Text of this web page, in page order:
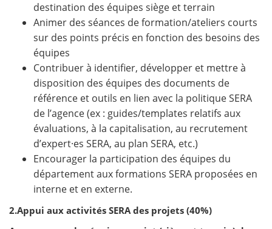
destination des équipes siège et terrain
Animer des séances de formation/ateliers courts
sur des points précis en fonction des besoins des
équipes
Contribuer à identifier, développer et mettre à
disposition des équipes des documents de
référence et outils en lien avec la politique SERA
de l’agence (ex : guides/templates relatifs aux
évaluations, à la capitalisation, au recrutement
d’expert·es SERA, au plan SERA, etc.)
Encourager la participation des équipes du
département aux formations SERA proposées en
interne et en externe.
2.Appui aux activités SERA des projets (40%)